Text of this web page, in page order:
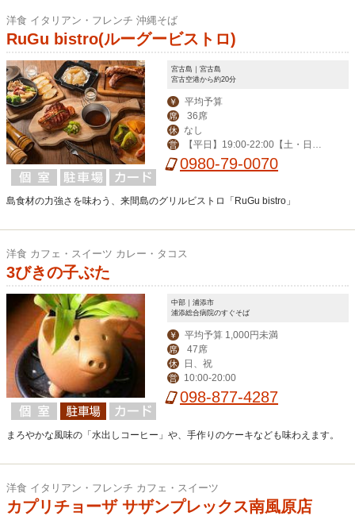
洋食 イタリアン・フレンチ 沖縄そば
RuGu bistro(ルーグービストロ)
宮古島｜宮古島
宮古空港から約20分
￥ 平均予算
席 36席
休 なし
営
【平日】19:00-22:00【土・日】1
1:30-14:00,19:00-22:00 （11/16-4/25
0980-79-0070
島食材の力強さを味わう、来間島のグリルビストロ「RuGu bistro」
洋食 カフェ・スイーツ カレー・タコス
3びきの子ぶた
中部｜浦添市
浦添総合病院のすぐそば
￥ 平均予算 1,000円未満
席 47席
休 日、祝
営 10:00-20:00
098-877-4287
まろやかな風味の「水出しコーヒー」や、手作りのケーキなども味わえます。
洋食 イタリアン・フレンチ カフェ・スイーツ
カプリチョーザ サザンプレックス南風原店